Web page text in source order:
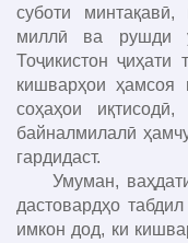
суботи
миллӣ ва рушди
Тоҷикистон ҷиҳати
кишварҳои
соҳаҳои
байналмилалӣ
гардидаст.
Умуман, ваҳдати
дастовардҳо
имкон дод, ки